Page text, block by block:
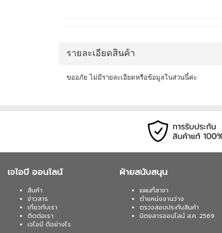
รายละเอียดสินค้า
ขออภัย ไม่มีรายละเอียดหรือข้อมูลในส่วนนี้ค่ะ
เจไอบี ออนไลน์
สินค้า
ข่าวสาร
เกี่ยวกับเรา
ติดต่อเรา
เจไอบี ดีอย่างไร
ฝ่ายสนับสนุน
แผนที่สาขา
ตำแหน่งงานว่าง
ตรวจสอบประกันสินค้า
นิตยสารออนไลน์ ส.ค. 2569